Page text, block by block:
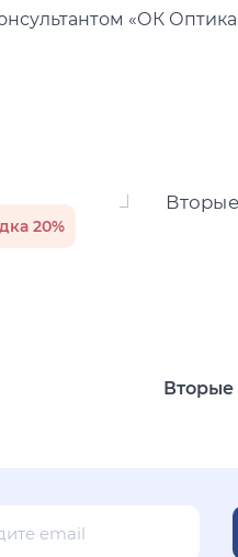
«ОК
20%
Вторые